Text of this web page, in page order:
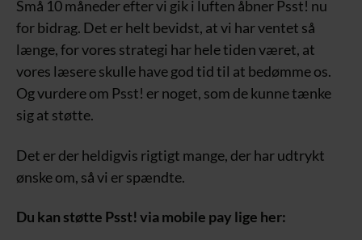
Små 10 måneder efter vi gik i luften åbner Psst! nu
for bidrag. Det er helt bevidst, at vi har ventet så
længe, for vores strategi har hele tiden været, at
vores læsere skulle have god tid til at bedømme os.
Og vurdere om Psst! er noget, som de kunne tænke
sig at støtte.
Det er der heldigvis rigtigt mange, der har udtrykt
ønske om, så vi er spændte.
Du kan støtte Psst! via mobile pay lige her: